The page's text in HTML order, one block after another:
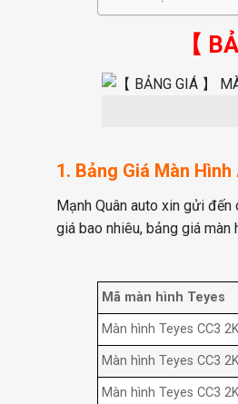
【
1. Bảng Giá Màn
Mạnh Quân auto xin gửi đến
giá bao nhiêu, bảng giá
Mã màn hình Teyes
Màn hình Teyes CC3
Màn hình Teyes CC3
Màn hình Teyes CC3